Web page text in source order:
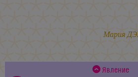
Мария
Явление